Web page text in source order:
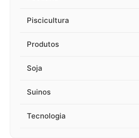
Piscicultura
Produtos
Soja
Suinos
Tecnologia